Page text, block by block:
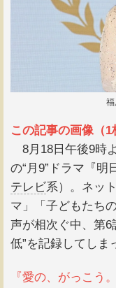
福
この記事の画像（1
8月18日午後9時
の“月9”ドラマ『明
テレビ系）。ネッ
マ」「子どもたち
声が相次ぐ中、第6
低”を記録してしま
『愛の、がっこう